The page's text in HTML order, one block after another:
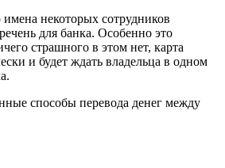
имена некоторых сотрудников
для банка. Особенно это
страшного в этом нет, карта
и будет ждать владельца в одном
способы перевода денег между